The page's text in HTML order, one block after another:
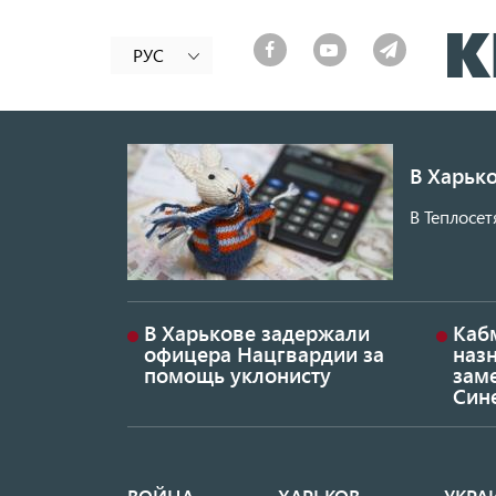
РУС
В
В
В Харькове задержали
офицера Нацгвардии за
помощь уклонисту